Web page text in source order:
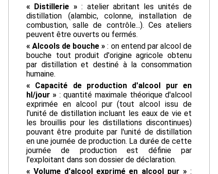
« Distillerie »: atelier abritant les unités de
distillation (alambic, colonne, installation de
combustion, salle de contrôle...). Ces ateliers
peuvent être ouverts ou fermés.
« Alcools de bouche » : on entend par alcool de
bouche tout produit d'origine agricole obtenu
par distillation et destiné à la consommation
humaine.
« Capacité de production d'alcool pur en
hl/jour » : quantité maximale théorique d'alcool
exprimée en alcool pur (tout alcool issu de
l'unité de distillation incluant les eaux de vie et
les brouillis pour les distillations discontinues)
pouvant être produite par l'unité de distillation
en une journée de production. La durée de cette
journée de production est définie par
l'exploitant dans son dossier de déclaration.
« Volume d'alcool exprimé en alcool pur »: